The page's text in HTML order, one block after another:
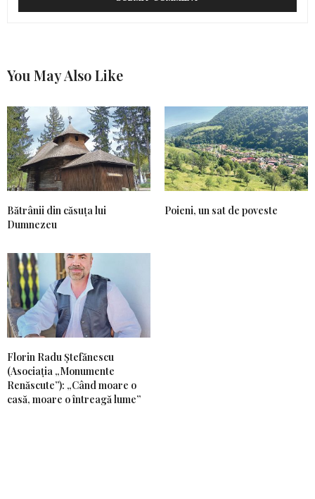
You May Also Like
Bătrânii din căsuța lui
Dumnezeu
Poieni, un sat de poveste
Florin Radu Ștefănescu
(Asociația „Monumente
Renăscute”): „Când moare o
casă, moare o întreagă lume”